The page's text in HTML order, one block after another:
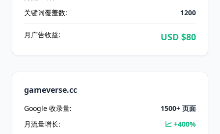
关键词覆盖数:
1200
月广告收益: USD $80
gameverse.cc
Google 收录量: 1500+ 页面
月流量增长:
📈 +400%